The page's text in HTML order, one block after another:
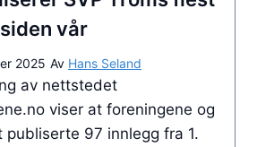
vår
2025 Av Hans Seland
av nettstedet
viser at foreningene og
97 innlegg fra 1.